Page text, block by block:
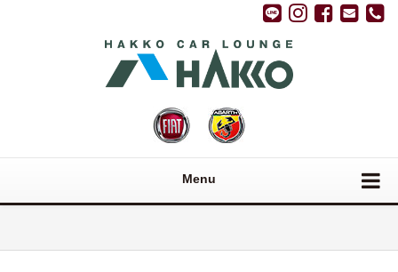
Menu